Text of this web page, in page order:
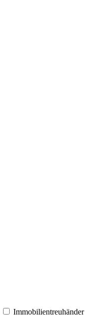
Immobilientreuhänder